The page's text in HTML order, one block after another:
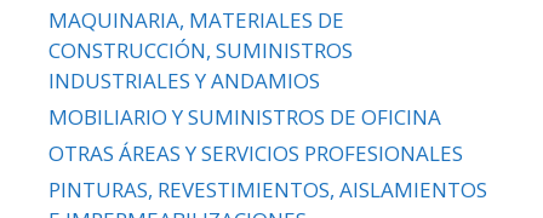
MAQUINARIA, MATERIALES DE
CONSTRUCCIÓN, SUMINISTROS
INDUSTRIALES Y ANDAMIOS
MOBILIARIO Y SUMINISTROS DE OFICINA
OTRAS ÁREAS Y SERVICIOS PROFESIONALES
PINTURAS, REVESTIMIENTOS, AISLAMIENTOS